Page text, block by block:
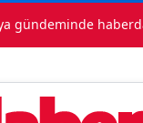
gündeminde